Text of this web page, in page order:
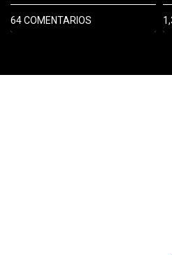
64 COMENTARIOS